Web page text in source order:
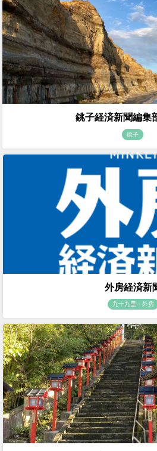
銚子経済新聞編集
銚子
外房経済新
九十九里・外房